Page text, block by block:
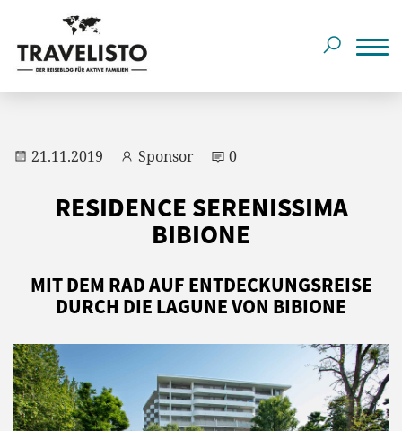
21.11.2019 Sponsor 0
RESIDENCE SERENISSIMA
BIBIONE
MIT DEM RAD AUF ENTDECKUNGSREISE
DURCH DIE LAGUNE VON BIBIONE